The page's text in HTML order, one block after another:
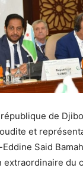
république de
et
Eddine Said
extraordinaire du